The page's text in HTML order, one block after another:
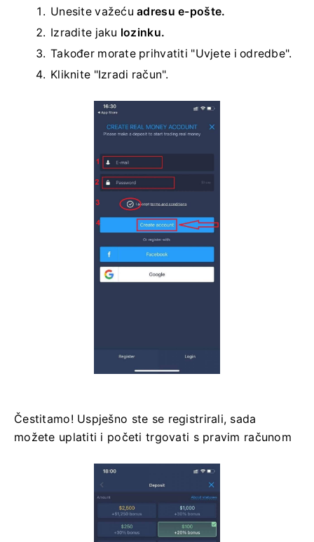
Unesite važećuadresu e-pošte.
Izradite jaku lozinku.
Također morate prihvatiti "Uvjete i odredbe".
Kliknite "Izradi račun".
Čestitamo! Uspješno ste se registrirali, sada
možete uplatiti i početi trgovati s pravim računom